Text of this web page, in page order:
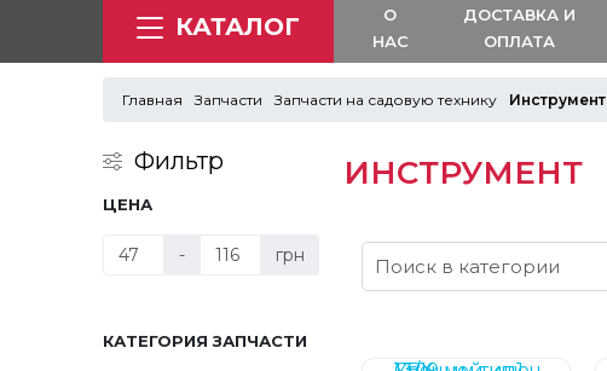
КАТАЛОГ
О
НАС
ДОСТАВКА И
ОПЛАТА
Главная Запчасти Запчасти на садовую технику Инструмент
Фильтр
ЦЕНА
- грн
КАТЕГОРИЯ ЗАПЧАСТИ
ИНСТРУМЕНТ